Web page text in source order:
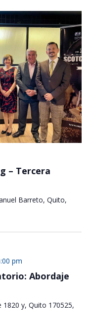
– Tercera
Barreto, Quito,
pm
Abordaje
1820 y, Quito 170525,